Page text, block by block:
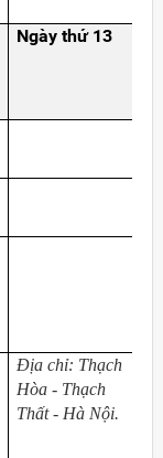
Ngày thứ 13
Địa chỉ: Thạch
Hòa - Thạch
Thất - Hà Nội.